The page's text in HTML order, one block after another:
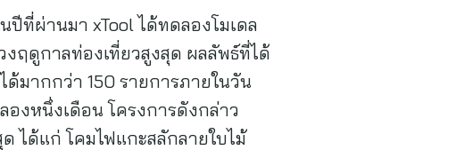
ที่ผ่านมา xTool ได้ทดลองโมเดล
งฤดูกาลท่องเที่ยวสูงสุด ผลลัพธ์ที่ได้
ด้มากกว่า 150 รายการภายในวัน
องหนึ่งเดือน โครงการดังกล่าว
ได้แก่ โคมไฟแกะสลักลายใบไม้